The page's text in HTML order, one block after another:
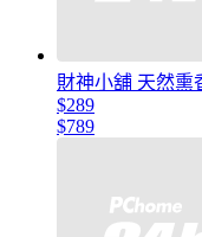
財神小舖 天然熏
$289
$789